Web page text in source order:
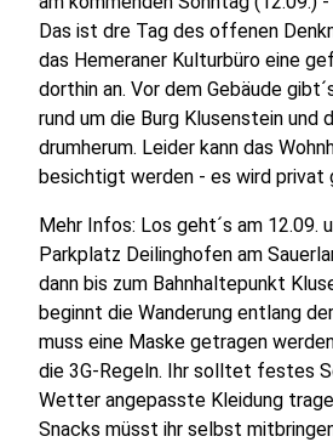
Das ist dre Tag des offenen
das Hemeraner Kulturbüro eine
dorthin an. Vor dem Gebäude
rund um die Burg Klusenstein und
drumherum. Leider kann das
besichtigt werden - es wird privat
Mehr Infos: Los geht´s am 12.09.
Parkplatz Deilinghofen am
dann bis zum Bahnhaltepunkt
beginnt die Wanderung entlang
muss eine Maske getragen
die 3G-Regeln. Ihr solltet festes
Wetter angepasste Kleidung
Snacks müsst ihr selbst